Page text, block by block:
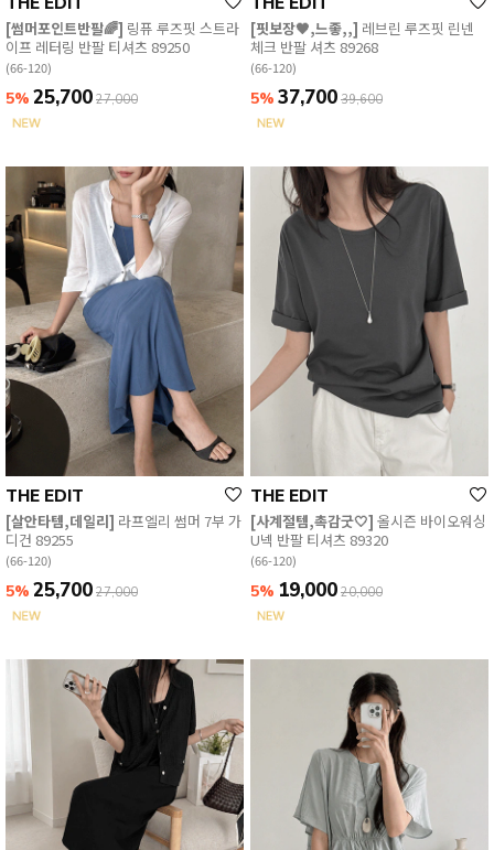
[썸머포인트반팔🌈] 링퓨 루즈핏 스트라
이프 레터링 반팔 티셔츠 89250
(66-120)
5% 25,700 27,000
[핏보장🖤,느좋,,] 레브린 루즈핏 린넨
체크 반팔 셔츠 89268
(66-120)
5% 37,700 39,600
THE EDIT
[살안타템,데일리] 라프엘리 썸머 7부 가
디건 89255
(66-120)
5% 25,700 27,000
THE EDIT
[사계절템,촉감굿🤍] 올시즌 바이오워싱
U넥 반팔 티셔츠 89320
(66-120)
5% 19,000 20,000